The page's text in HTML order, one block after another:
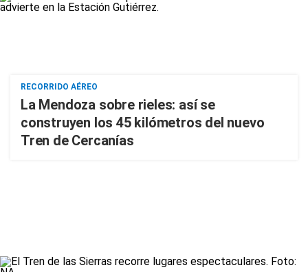
RECORRIDO AÉREO
La Mendoza sobre rieles: así se
construyen los 45 kilómetros del nuevo
Tren de Cercanías